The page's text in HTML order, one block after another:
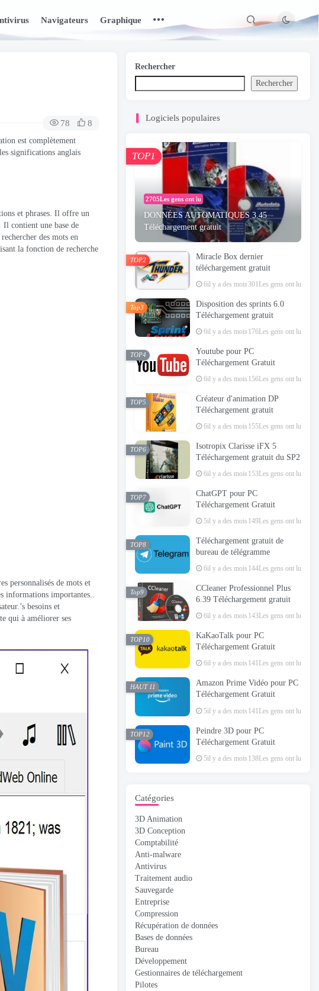
Navigateurs Graphique
78 8
est complètement
significations anglais
et phrases. Il offre un
contient une base de
des mots en
la fonction de recherche
personnalisés de mots et
informations importantes..
besoins et
qui à améliorer ses
Rechercher
Rechercher
Logiciels populaires
2705Les gens ont lu
DONNÉES AUTOMATIQUES 3.45
Téléchargement gratuit
TOP1
Miracle Box dernier
téléchargement gratuit
6il y a des mois301Les gens ont lu
TOP2
Disposition des sprints 6.0
Téléchargement gratuit
6il y a des mois 176Les gens ont lu
Top3
Youtube pour PC
Téléchargement Gratuit
6il y a des mois 156Les gens ont lu
TOP4
Créateur d'animation DP
Téléchargement gratuit
6il y a des mois 155Les gens ont lu
TOP5
Isotropix Clarisse iFX 5
Téléchargement gratuit du SP2
6il y a des mois 153Les gens ont lu
TOP6
ChatGPT pour PC
Téléchargement Gratuit
5il y a des mois 149Les gens ont lu
TOP7
Téléchargement gratuit de
bureau de télégramme
6il y a des mois 144Les gens ont lu
TOP8
CCleaner Professionnel Plus
6.39 Téléchargement gratuit
6il y a des mois 143Les gens ont lu
Top9
KaKaoTalk pour PC
Téléchargement Gratuit
6il y a des mois 141Les gens ont lu
TOP10
Amazon Prime Vidéo pour PC
Téléchargement Gratuit
5il y a des mois 141Les gens ont lu
HAUT 11
Peindre 3D pour PC
Téléchargement Gratuit
5il y a des mois 138Les gens ont lu
TOP12
Catégories
3D Animation
3D Conception
Comptabilité
Anti-malware
Antivirus
Traitement audio
Sauvegarde
Entreprise
Compression
Récupération de données
Bases de données
Bureau
Développement
Gestionnaires de téléchargement
Pilotes